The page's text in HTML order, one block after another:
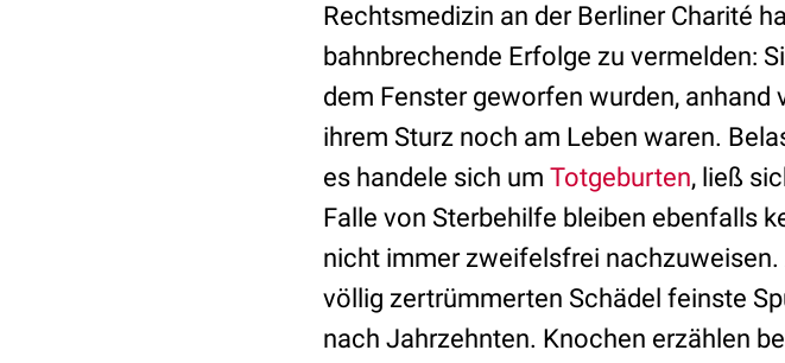
Rechtsmedizin an der Berliner Charité
bahnbrechende Erfolge zu vermelden:
dem Fenster geworfen wurden, anhand
ihrem Sturz noch am Leben waren.
es handele sich um Totgeburten, ließ
Falle von Sterbehilfe bleiben ebenfalls
nicht immer zweifelsfrei
völlig zertrümmerten Schädel feinste
nach Jahrzehnten. Knochen erzählen